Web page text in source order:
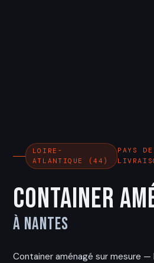
LOIRE-
ATLANTIQUE (44)
PAYS
Container
à Nantes
Container aménagé sur mesure —